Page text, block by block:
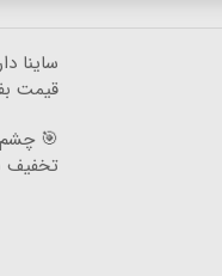
ساینا
قیمت
تخفیف